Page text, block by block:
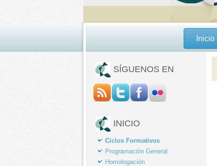
Inicio
SÍGUENOS EN
INICIO
Ciclos Formativos
Programación General
Homologación